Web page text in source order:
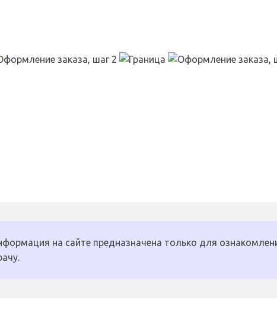
на сайте предназначена только для